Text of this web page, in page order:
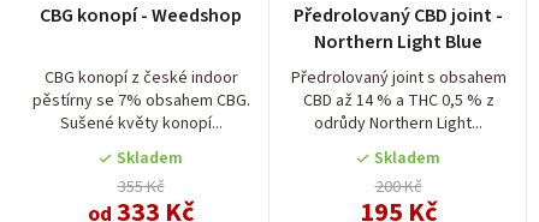
CBG konopí - Weedshop
CBG konopí z české indoor
pěstírny se 7% obsahem CBG.
Sušené květy konopí...
Skladem
355 Kč
od 333 Kč
Předrolovaný CBD joint -
Northern Light Blue
Předrolovaný joint s obsahem
CBD až 14 % a THC 0,5 % z
odrůdy Northern Light...
hodnocení
produktu
je
4,5
z
5
hvězdiček.
Skladem
200 Kč
195 Kč